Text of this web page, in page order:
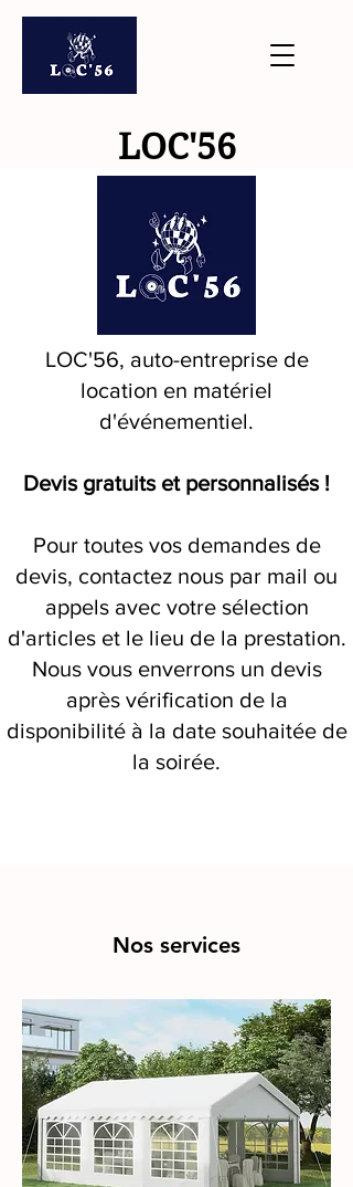
LOC'56
LOC'56, auto-entreprise de
location en matériel
d'événementiel.
Devis gratuits et personnalisés !
Pour toutes vos demandes de
devis, contactez nous par mail ou
appels avec votre sélection
d'articles et le lieu de la prestation.
Nous vous enverrons un devis
après vérification de la
disponibilité à la date souhaitée de
la soirée.
Nos services